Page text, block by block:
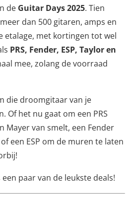
de Guitar Days 2025. Tien
dan 500 gitaren, amps en
etalage, met kortingen tot wel
PRS, Fender, ESP, Taylor en
mee, zolang de voorraad
die droomgitaar van je
Of het nu gaat om een PRS
Mayer van smelt, een Fender
een ESP om de muren te laten
paar van de leukste deals!